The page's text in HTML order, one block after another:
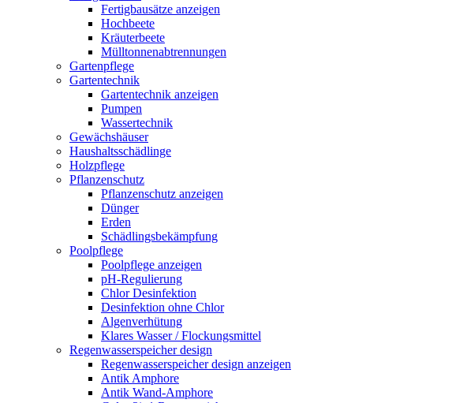
Fertigbausätze anzeigen
Hochbeete
Kräuterbeete
Mülltonnenabtrennungen
Gartenpflege
Gartentechnik
Gartentechnik anzeigen
Pumpen
Wassertechnik
Gewächshäuser
Haushaltsschädlinge
Holzpflege
Pflanzenschutz
Pflanzenschutz anzeigen
Dünger
Erden
Schädlingsbekämpfung
Poolpflege
Poolpflege anzeigen
pH-Regulierung
Chlor Desinfektion
Desinfektion ohne Chlor
Algenverhütung
Klares Wasser / Flockungsmittel
Regenwasserspeicher design
Regenwasserspeicher design anzeigen
Antik Amphore
Antik Wand-Amphore